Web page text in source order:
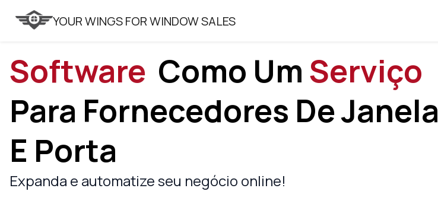
VITRAGER
YOUR WINGS FOR WINDOW SALES
Software Como UmServiço
Para Fornecedores De Janela
E Porta
Expanda e automatize seu negócio online!